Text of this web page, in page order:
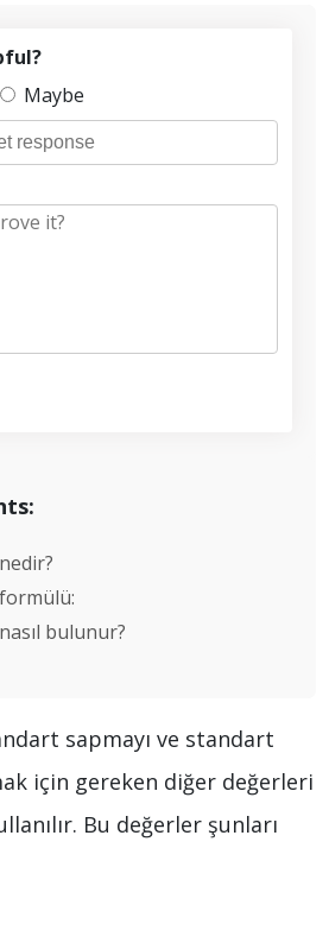
bulunur?
Maybe
sapmayı ve standart
için gereken diğer değerleri
Bu değerler şunları